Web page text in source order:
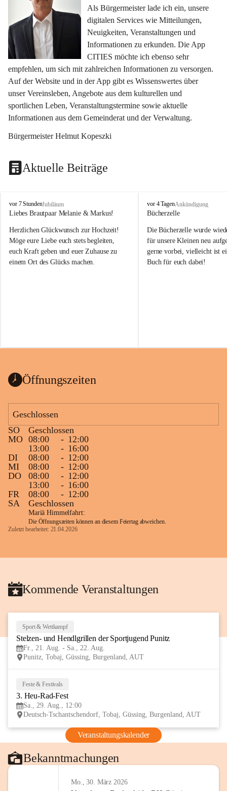
Als Bürgermeister lade ich ein, unsere
digitalen Services wie Mitteilungen,
Neuigkeiten, Veranstaltungen und
Informationen zu erkunden. Die App
CITIES möchte ich ebenso sehr
empfehlen, um sich mit zahlreichen Informationen zu versorgen.
Auf der Website und in der App gibt es Wissenswertes über
unser Vereinsleben, Angebote aus dem kulturellen und
sportlichen Leben, Veranstaltungstermine sowie aktuelle
Informationen aus dem Gemeinderat und der Verwaltung.
Bürgermeister Helmut Kopeszki
Aktuelle Beiträge
T
o
a
j
vor 7 StundenJubiläum
Liebes Brautpaar Melanie & Markus!
Herzlichen Glückwunsch zur Hochzeit!
Möge eure Liebe euch stets begleiten,
euch Kraft geben und euer Zuhause zu
einem Ort des Glücks machen.
T
o
a
j
vor 4 TagenAnkündigung
Bücherzelle
Die Bücherzelle wurde
für unsere Kleinen neu
gerne vorbei, vielleicht ist
Buch für euch dabei!
Wanduhr (!) benutzt und
Öffnungszeiten
Geschlossen
SO
Geschlossen
MO 08:00 - 12:00
13:00
- 16:00
DI
08:00 - 12:00
MI
08:00 - 12:00
DO
08:00 - 12:00
13:00
- 16:00
FR
08:00 - 12:00
SA
Geschlossen
Mariä Himmelfahrt:
Die Öffnungszeiten können an diesem Feiertag abweichen.
Zuletzt bearbeitet: 21.04.2026
Kommende Veranstaltungen
Sport & Wettkampf
Stelzen- und Hendlgrillen der Sportjugend Punitz
Fr., 21. Aug. - Sa., 22. Aug.
Punitz, Tobaj, Güssing, Burgenland, AUT
Feste & Festivals
3. Heu-Rad-Fest
Sa., 29. Aug., 12:00
Deutsch-Tschantschendorf, Tobaj, Güssing, Burgenland, AUT
Veranstaltungskalender
Bekanntmachungen
Mo., 30. März 2026